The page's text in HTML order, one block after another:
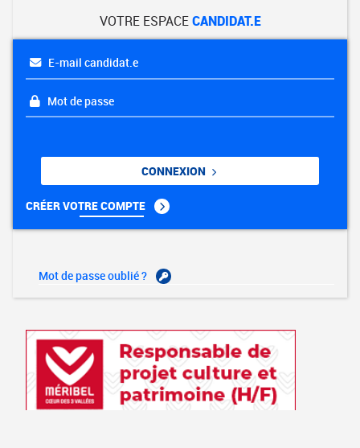
VOTRE ESPACECANDIDAT.E
E-mail candidat.e
Mot de passe
CONNEXION
CRÉER VOTRE COMPTE
Mot de passe oublié ?